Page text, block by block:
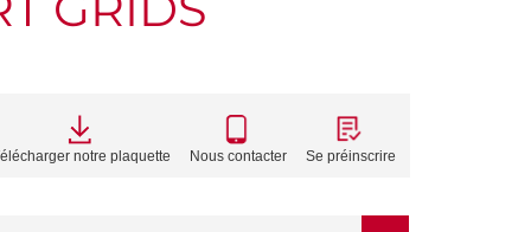
CALL
TO
ACTIONS
notre plaquette Nous contacter Se préinscrire